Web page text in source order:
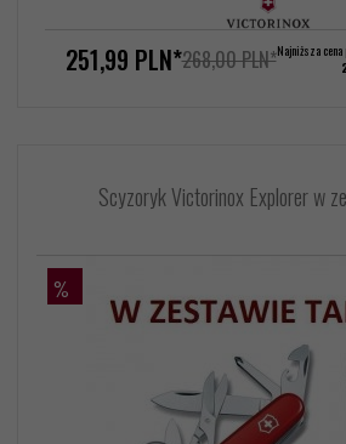
251,99 PLN*268,00 PLN*Najniższa
Scyzoryk Victorinox Explorer w
%